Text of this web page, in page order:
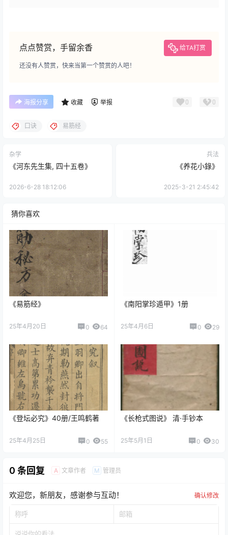
点点赞赏，手留余香 给TA打赏
还没有人赞赏，快来当第一个赞赏的人吧！
海报分享 收藏 举报 0 0
口诀 易筋经
杂学
《河东先生集, 四十五卷》
2026-6-28 18:12:06
兵法
《养花小錄》
2025-3-21 2:45:42
猜你喜欢
《易筋经》
25年4月20日 0 64
《南阳掌珍遁甲》1册
25年4月6日 0 29
《登坛必究》40册/王鸣鹤著
25年4月25日 0 55
《长枪式图说》 清·手钞本
25年5月1日 0 30
0 条回复 A 文章作者 M 管理员
欢迎您，新朋友，感谢参与互动！ 确认修改